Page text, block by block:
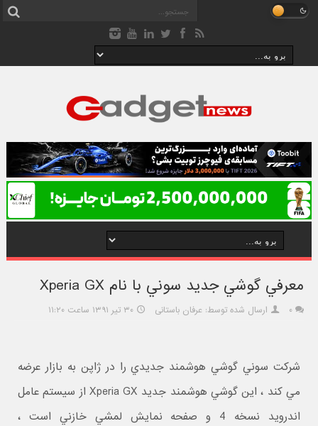
معرفي گوشي جديد سوني با نام Xperia GX
۰ ارسال شده توسط: عرفان باستانی ۳۰ تیر ۱۳۹۱ ساعت ۱۱:۲۰
شرکت سوني گوشي هوشمند جديدي را در ژاپن به بازار عرضه
مي کند ، اين گوشي هوشمند جديد Xperia GX از سيستم عامل
اندرويد نسخه 4 و صفحه نمايش لمشي خازني است ،